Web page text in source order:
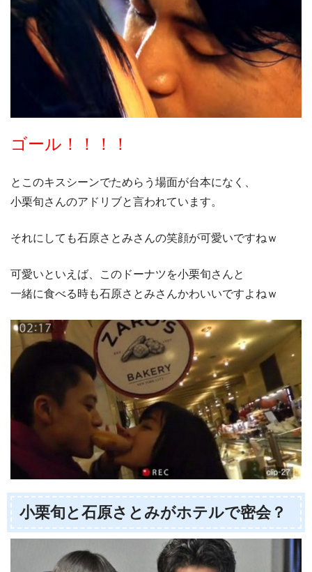
ゴール！！！！
とこのキスシーンでためらう場面が台本になく、
小栗旬さんのアドリブと言われています。
それにしても石原さとみさんの笑顔が可愛いですねｗ
可愛いといえば、このドーナツを小栗旬さんと
一緒に食べる時も石原さとみさんかわいいですよねｗ
小栗旬と石原さとみがホテルで密会？